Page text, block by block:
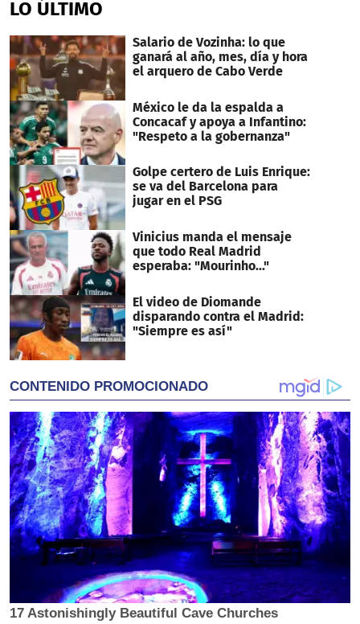
LO ÚLTIMO
Salario de Vozinha: lo que
ganará al año, mes, día y hora
el arquero de Cabo Verde
México le da la espalda a
Concacaf y apoya a Infantino:
"Respeto a la gobernanza"
Golpe certero de Luis Enrique:
se va del Barcelona para
jugar en el PSG
Vinicius manda el mensaje
que todo Real Madrid
esperaba: "Mourinho..."
El video de Diomande
disparando contra el Madrid:
"Siempre es así"